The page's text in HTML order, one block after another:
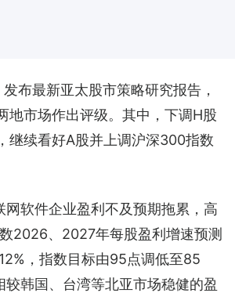
布最新亚太股市策略研究报告，
地市场作出评级。其中，下调H股
继续看好A股并上调沪深300指数
网软件企业盈利不及预期拖累，高
2026、2027年每股盈利增速预测
，指数目标由95点调低至85
较韩国、台湾等北亚市场稳健的盈